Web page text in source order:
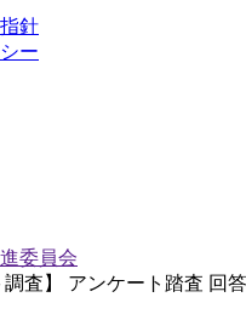
針
ー
委員会
査】 アンケート踏査 回